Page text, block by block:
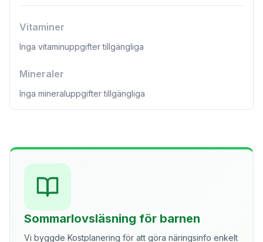
Vitaminer
Inga vitaminuppgifter tillgängliga
Mineraler
Inga mineraluppgifter tillgängliga
Sommarlovsläsning för barnen
Vi byggde Kostplanering för att göra näringsinfo enkelt